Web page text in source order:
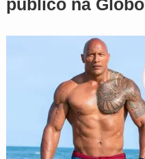
público na Globo